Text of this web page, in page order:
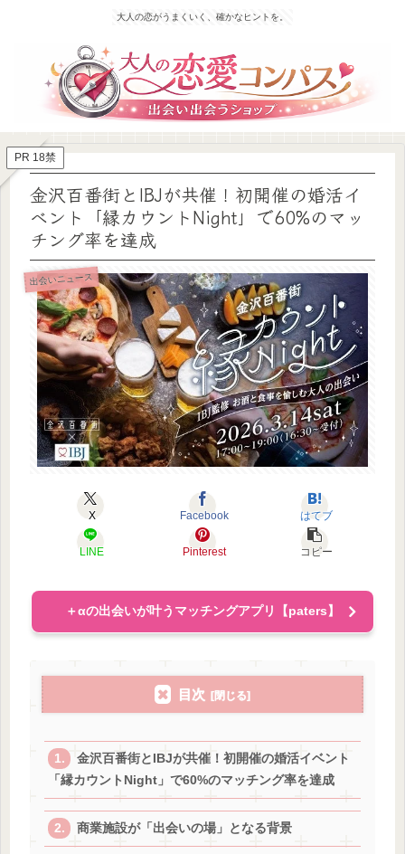
大人の恋がうまくいく、確かなヒントを。
PR 18禁
金沢百番街とIBJが共催！初開催の婚活イ
ベント「縁カウントNight」で60%のマッ
チング率を達成
出会いニュース
X Facebook はてブ
LINE Pinterest コピー
＋αの出会いが叶うマッチングアプリ【paters】
目次
金沢百番街とIBJが共催！初開催の婚活イベント
「縁カウントNight」で60%のマッチング率を達成
商業施設が「出会いの場」となる背景